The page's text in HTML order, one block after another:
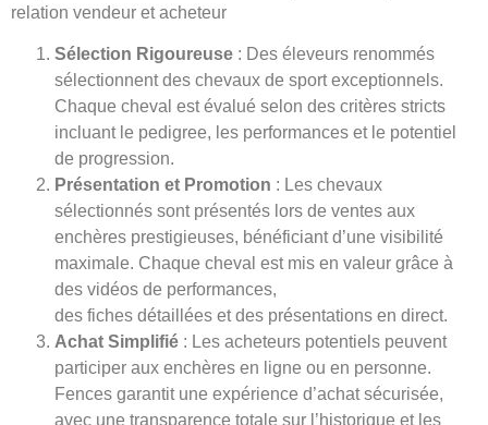
relation vendeur et acheteur
Sélection Rigoureuse : Des éleveurs renommés
sélectionnent des chevaux de sport exceptionnels.
Chaque cheval est évalué selon des critères stricts
incluant le pedigree, les performances et le potentiel
de progression.
Présentation et Promotion : Les chevaux
sélectionnés sont présentés lors de ventes aux
enchères prestigieuses, bénéficiant d’une visibilité
maximale. Chaque cheval est mis en valeur grâce à
des vidéos de performances,
des fiches détaillées et des présentations en direct.
Achat Simplifié : Les acheteurs potentiels peuvent
participer aux enchères en ligne ou en personne.
Fences garantit une expérience d’achat sécurisée,
avec une transparence totale sur l’historique et les